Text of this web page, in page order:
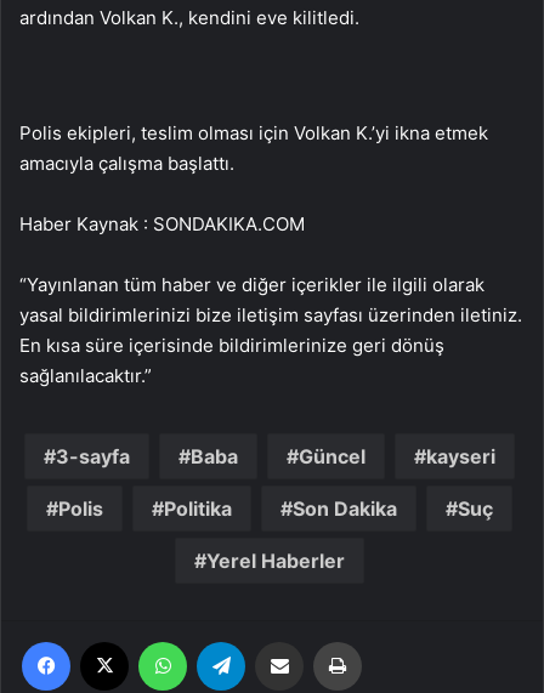
ardından Volkan K., kendini eve kilitledi.
Polis ekipleri, teslim olması için Volkan K.’yi ikna etmek
amacıyla çalışma başlattı.
Haber Kaynak : SONDAKIKA.COM
“Yayınlanan tüm haber ve diğer içerikler ile ilgili olarak
yasal bildirimlerinizi bize iletişim sayfası üzerinden iletiniz.
En kısa süre içerisinde bildirimlerinize geri dönüş
sağlanılacaktır.”
3-sayfa Baba Güncel kayseri
Polis Politika Son Dakika Suç
Yerel Haberler
Facebook WhatsApp Email'den paylaş